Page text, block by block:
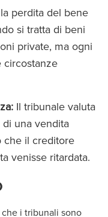
perdita del bene
si tratta di beni
private, ma ogni
circostanze
Il tribunale valuta
una vendita
che il creditore
venisse ritardata.
i tribunali sono